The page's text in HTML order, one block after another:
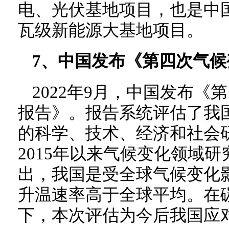
电、光伏基地项目，也是中
瓦级新能源大基地项目。
7、中国发布《第四次气
2022年9月，中国发布《
报告》。报告系统评估了我
的科学、技术、经济和社会
2015年以来气候变化领域
出，我国是受全球气候变化
升温速率高于全球平均。在
下，本次评估为今后我国应